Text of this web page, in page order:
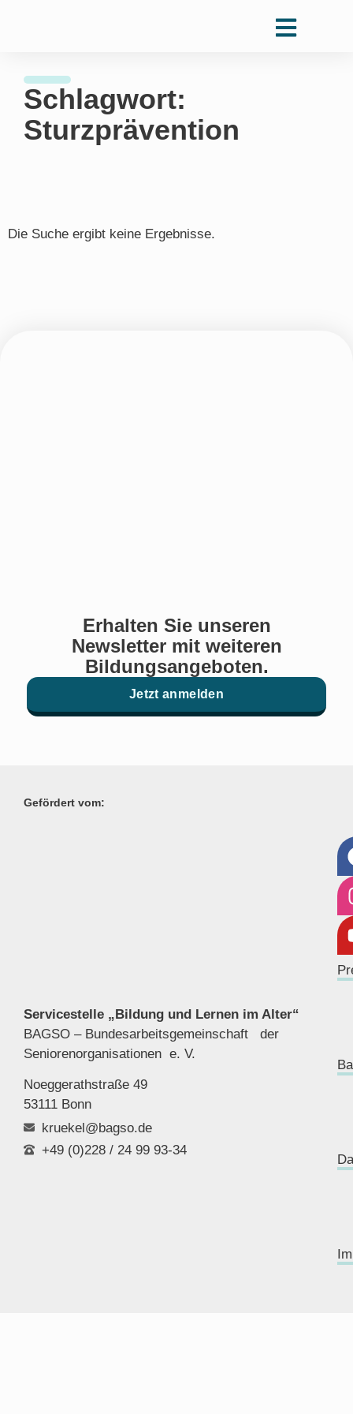
Schlagwort:
Sturzprävention
Die Suche ergibt keine Ergebnisse.
Erhalten Sie unseren
Newsletter mit weiteren
Bildungsangeboten.
Jetzt anmelden
Gefördert vom:
Servicestelle „Bildung und Lernen im Alter“
BAGSO – Bundesarbeitsgemeinschaft der
Seniorenorganisationen e. V.
Noeggerathstraße 49
53111 Bonn
kruekel@bagso.de
+49 (0)228 / 24 99 93-34